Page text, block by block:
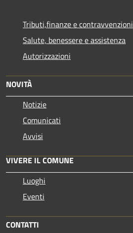
Tributi,finanze e contravvenzioni
Salute, benessere e assistenza
Autorizzazioni
NOVITÀ
Notizie
Comunicati
Avvisi
VIVERE IL COMUNE
Luoghi
Eventi
CONTATTI